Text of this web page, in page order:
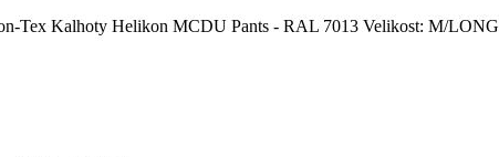
Tex Kalhoty Helikon MCDU Pants - RAL 7013 Velikost: M/LONG